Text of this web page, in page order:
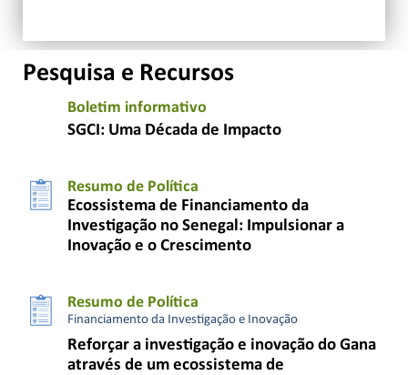
Pesquisa e Recursos
Boletim informativo
SGCI: Uma Década de Impacto
Resumo de Política
Ecossistema de Financiamento da
Investigação no Senegal: Impulsionar a
Inovação e o Crescimento
Resumo de Política
Financiamento da Investigação e Inovação
Reforçar a investigação e inovação do Gana
através de um ecossistema de